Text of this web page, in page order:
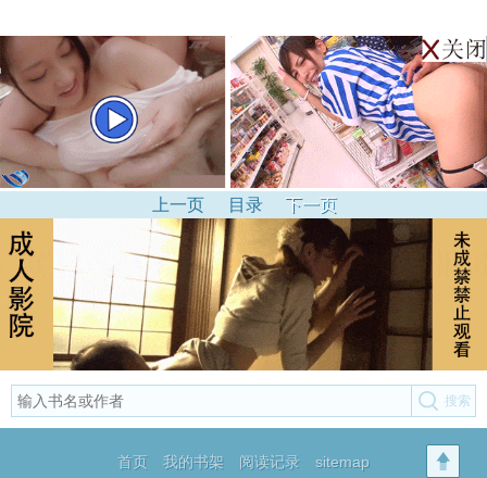
上一页 目录 下一页
首页 我的书架 阅读记录 sitemap